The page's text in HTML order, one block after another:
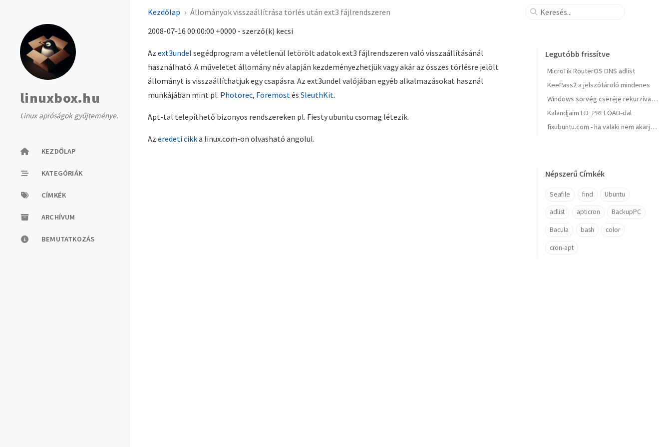
linuxbox.hu
Linux apróságok gyűjteménye.
KEZDŐLAP
KATEGÓRIÁK
CÍMKÉK
ARCHÍVUM
BEMUTATKOZÁS
Kezdőlap
Állományok visszaállítrása törlés után ext3 fájlrendszeren
2008-07-16 00:00:00 +0000 - szerző(k) kecsi
Az ext3undel segédprogram a véletlenül letörölt adatok ext3 fájlrendszeren való visszaállításánál
használható. A műveletet állomány név alapján kezdeményezhetjük vagy akár az összes törlésre jelölt
állományt is visszaállíthatjuk egy csapásra. Az ext3undel valójában egyéb alkalmazásokat használ
munkájában mint pl. Photorec, Foremostés SleuthKit.
Apt-tal telepíthető bizonyos rendszereken pl. Fiesty ubuntu csomag létezik.
Az eredeti cikka linux.com-on olvasható angolul.
Legutóbb frissítve
MicroTik RouterOS DNS adlist
KeePass2 a jelszótároló mindenes
Windows sorvég cseréje rekurzívan, parancssorból
Kalandjaim LD_PRELOAD-dal
fixubuntu.com - ha valaki nem akarja, hogy a Canonical figyelje minden billentyűzet leütésedet leütésedet
Népszerű Címkék
Seafile find Ubuntu
adlist apticron BackupPC
Bacula bash color
cron-apt